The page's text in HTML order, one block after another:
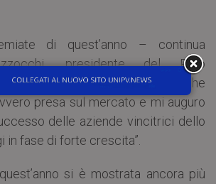
di quest’anno – continua
presidente del Polo
– hanno idee imprenditoriali che
presa sul mercato e mi auguro
delle aziende vincitrici dello
in fase di forte crescita”.
si è mostrata ancora più